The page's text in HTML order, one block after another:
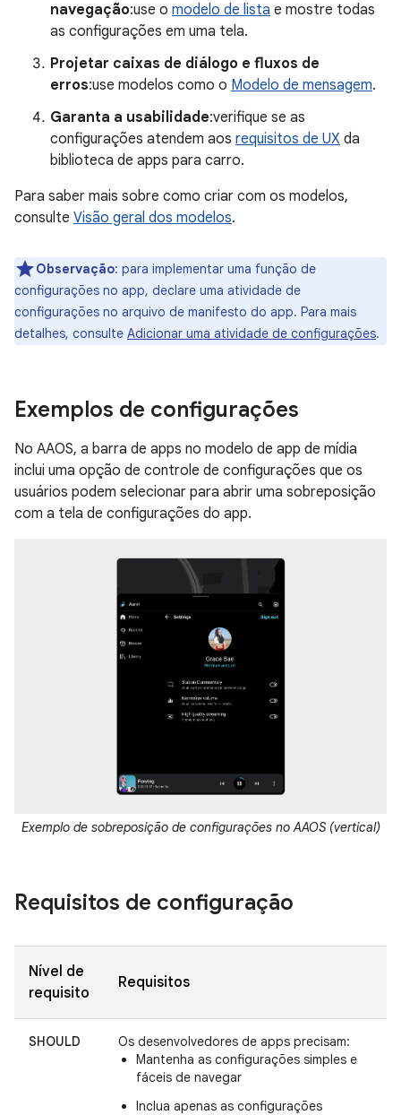
navegação:use o modelo de lista e mostre todas
as configurações em uma tela.
Projetar caixas de diálogo e fluxos de
erros:use modelos como o Modelo de mensagem.
Garanta a usabilidade:verifique se as
configurações atendem aos requisitos de UX da
biblioteca de apps para carro.
Para saber mais sobre como criar com os modelos,
consulte Visão geral dos modelos.
Observação: para implementar uma função de
configurações no app, declare uma atividade de
configurações no arquivo de manifesto do app. Para mais
detalhes, consulte Adicionar uma atividade de configurações.
Exemplos de configurações
No AAOS, a barra de apps no modelo de app de mídia
inclui uma opção de controle de configurações que os
usuários podem selecionar para abrir uma sobreposição
com a tela de configurações do app.
Exemplo de sobreposição de configurações no AAOS (vertical)
Requisitos de configuração
Nível de
requisito
Requisitos
SHOULD
Os desenvolvedores de apps precisam:
Mantenha as configurações simples e
fáceis de navegar
Inclua apenas as configurações